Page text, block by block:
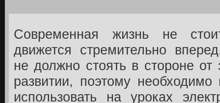
Современная жизнь не
движется стремительно
не должно стоять в стороне от
развитии, поэтому
использовать на уроках